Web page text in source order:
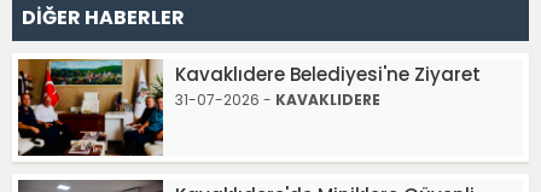
DİĞER HABERLER
Kavaklıdere Belediyesi'ne Ziyaret
31-07-2026 - KAVAKLIDERE